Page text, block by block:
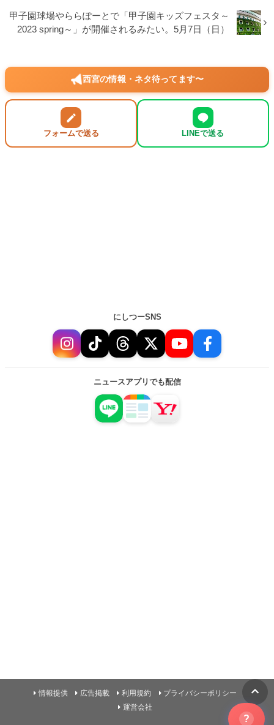
甲子園球場やららぽーとで「甲子園キッズフェスタ～
2023 spring～」が開催されるみたい。5月7日（日）
西宮の情報・ネタ待ってます〜
フォームで送る LINEで送る
にしつーSNS
ニュースアプリでも配信
情報提供 広告掲載 利用規約
プライバシーポリシー
運営会社
?